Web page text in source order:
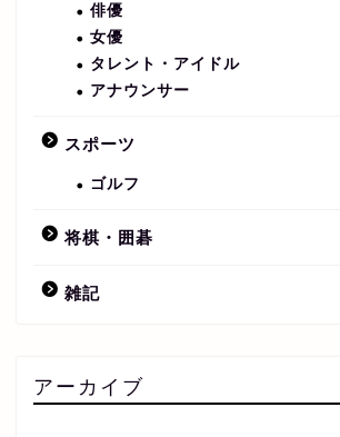
俳優
女優
タレント・アイドル
アナウンサー
スポーツ
ゴルフ
将棋・囲碁
雑記
アーカイブ